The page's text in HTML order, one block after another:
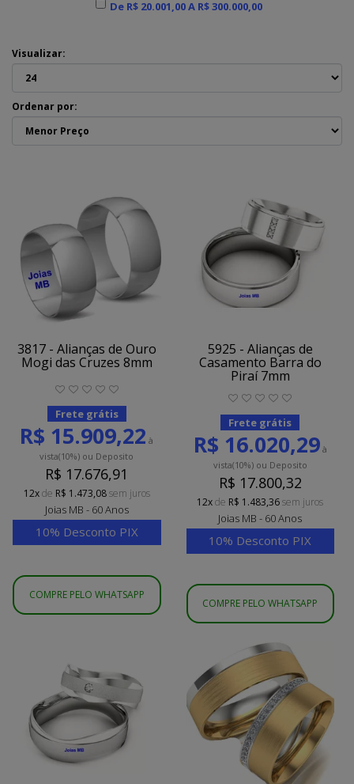
De R$ 20.001,00 A R$ 300.000,00
Visualizar:
Ordenar por:
3817 - Alianças de Ouro
Mogi das Cruzes 8mm
Frete grátis
R$ 15.909,22 à
vista(10%) ou Deposito
R$ 17.676,91
12xde R$ 1.473,08sem juros
Joias MB - 60 Anos
10% Desconto PIX
COMPRE PELO WHATSAPP
5925 - Alianças de
Casamento Barra do
Piraí 7mm
Frete grátis
R$ 16.020,29à
vista(10%)ou Deposito
R$ 17.800,32
12xde R$ 1.483,36sem juros
Joias MB - 60 Anos
10% Desconto PIX
COMPRE PELO WHATSAPP